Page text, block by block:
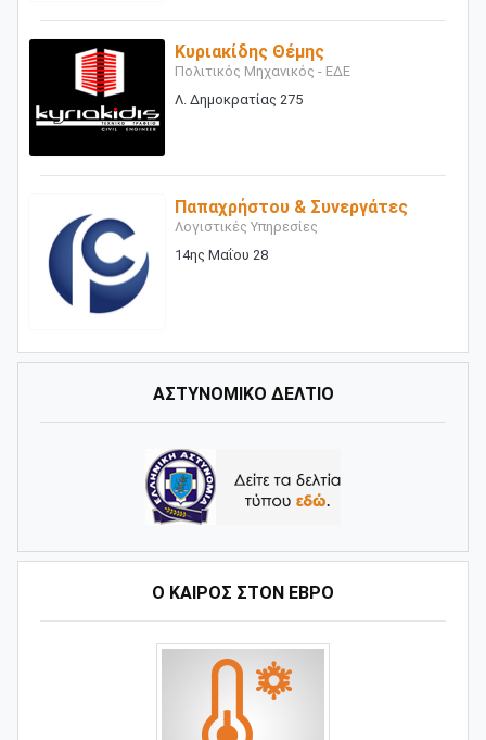
Κυριακίδης Θέμης
Πολιτικός Μηχανικός - ΕΔΕ
Λ. Δημοκρατίας 275
Παπαχρήστου & Συνεργάτες
Λογιστικές Υπηρεσίες
14ης Μαΐου 28
ΑΣΤΥΝΟΜΙΚΟ ΔΕΛΤΙΟ
Ο ΚΑΙΡΌΣ ΣΤΟΝ ΈΒΡΟ